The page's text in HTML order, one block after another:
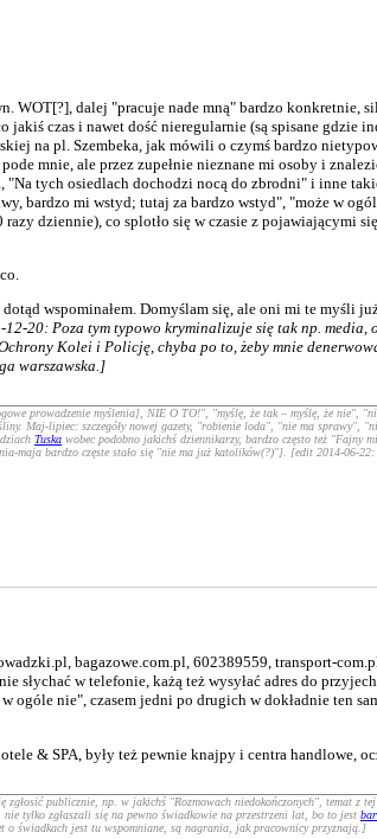
dalej "pracuje nade mną" bardzo konkretnie,
czas i nawet dość nieregularnie (są spisane
na pl. Szembeka, jak mówili o czymś bardzo
mnie, ale przez zupełnie nieznane mi osoby i
tych osiedlach dochodzi nocą do zbrodni" i inne
bardzo mi wstyd; tutaj za bardzo wstyd", "może w
dziennie), co splotło się w czasie z pojawiającymi
wspominałem. Domyślam się, ale oni mi te myśli
20: Poza tym typowo kryminalizuje się tak np.
Kolei i Policję, chyba po to, żeby mnie
warszawska.]
prowadzenie myślenia], NIE O TO!", "myślę, że tak – myślę, że
Maj-lipiec: szczegóły nowej gazety, "robienie loda", "nie ma
Tuska wobec podobno jakichś dziennikarzy, bardzo często też "Fajny
maja bardzo częste stało się "nie ma już katolików(?)"]. [edit 2014-06-
bagazowe.com.pl, 602389559, transport-
w telefonie, każą też wysyłać adres do
ogóle nie", czasem jedni po drugich w dokładnie ten
& SPA, były też pewnie knajpy i centra handlowe,
publicznie, np. w jakichś "Rozmowach niedokończonych", temat
tylko zgłaszali się na pewno świadkowie na przestrzeni lat, bo to jest
o świadkach jest tu wspomniane, są nagrania, jak pracownicy przyznają.]